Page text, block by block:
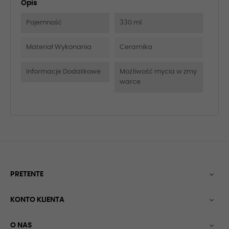
Opis
Pojemność 330 ml
Materiał Wykonania Ceramika
Informacje Dodatkowe
Możliwość mycia w zmy
warce
PRETENTE 
KONTO KLIENTA 
O NAS 